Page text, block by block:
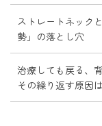
ストレートネック
勢」の落とし穴
治療しても戻る、
その繰り返す原因は